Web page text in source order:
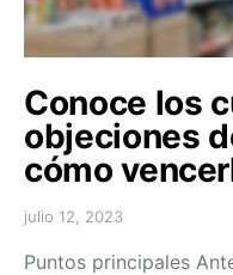
Conoce los
objeciones
cómo
julio 12, 2023
Puntos principales